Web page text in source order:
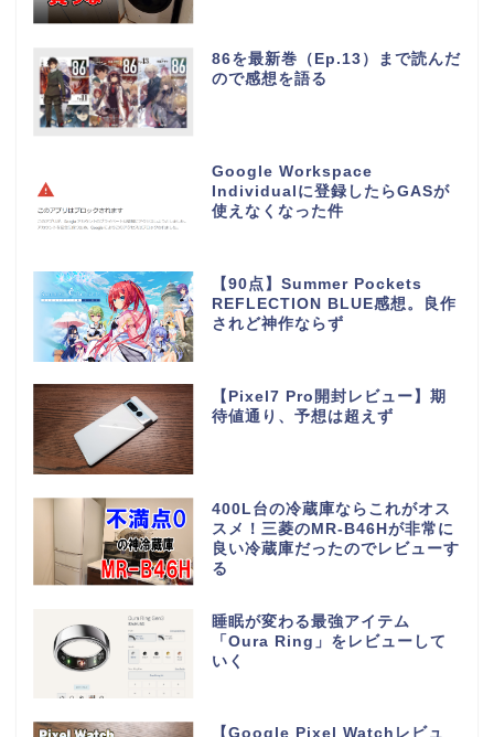
86を最新巻（Ep.13）まで読んだ
ので感想を語る
Google Workspace
Individualに登録したらGASが
使えなくなった件
【90点】Summer Pockets
REFLECTION BLUE感想。良作
されど神作ならず
【Pixel7 Pro開封レビュー】期
待値通り、予想は超えず
400L台の冷蔵庫ならこれがオス
スメ！三菱のMR-B46Hが非常に
良い冷蔵庫だったのでレビューす
る
睡眠が変わる最強アイテム
「Oura Ring」をレビューして
いく
【Google Pixel Watchレビュ